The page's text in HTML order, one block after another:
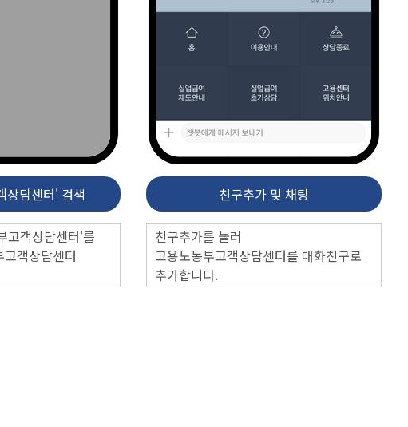
상담센터' 검색
고객상담센터'를
객상담센터
친구추가 및 채팅
친구추가를 눌러
고용노동부고객상담센터를 대화친구로
추가합니다.